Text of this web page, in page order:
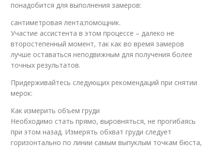
понадобится для выполнения замеров:
сантиметровая лента;помощник.
Участие ассистента в этом процессе – далеко не
второстепенный момент, так как во время замеров
лучше оставаться неподвижным для получения более
точных результатов.
Придерживайтесь следующих рекомендаций при снятии
мерок:
Как измерить объем груди
Необходимо стать прямо, выровняться, не прогибаясь
при этом назад. Измерять обхват груди следует
горизонтально по линии самым выпуклым точкам бюста,